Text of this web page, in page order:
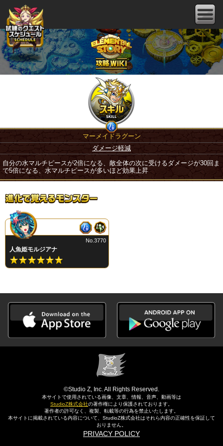
マーメイドラグーン
ダメージ軽減
自分の水マルチピースが2倍になる、敵全体の次に受けるダメージが30回ま
で5倍になる、水マルチピースが多いほど効果上昇
人魚姫モルジアナ
No.3770
©Studio Z, Inc. All Rights Reserved.
本サイトで使用されている画像、文章、情報、音声、動画等は
StudioZ株式会社の著作権により保護されております。
著作者の許可なく、複製、転載等の行為を禁止いたします。
本サイトに掲載されている内容について、StudioZ株式会社はそれら内容の正確性を保証して
おりません。
PRIVACY POLICY